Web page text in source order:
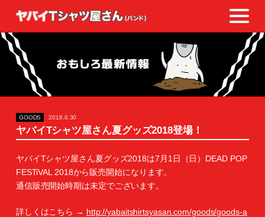
GOODS 2018.6.30
ヤバイTシャツ屋さん夏グッズ2018登場！
ヤバイTシャツ屋さん夏グッズ2018は7月1日（日）DEAD POP
FESTiVAL 2018から販売開始になります。
通信販売開始時期は未定でございます。
詳しくはこちら → http://yabaitshirtsyasan.com/goods/goods-a